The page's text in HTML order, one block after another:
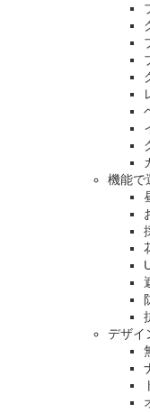
機能で
デザイ